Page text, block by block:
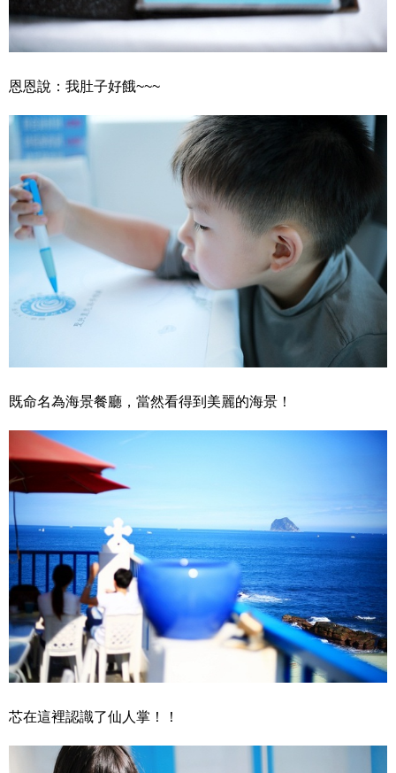
恩恩說：我肚子好餓~~~
既命名為海景餐廳，當然看得到美麗的海景！
芯在這裡認識了仙人掌！！